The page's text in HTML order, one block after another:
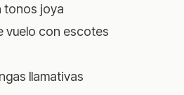
tonos joya
vuelo con escotes
llamativas